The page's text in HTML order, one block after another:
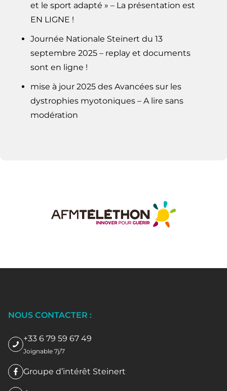
et le sport adapté » – La présentation est
EN LIGNE !
Journée Nationale Steinert du 13
septembre 2025 – replay et documents
sont en ligne !
mise à jour 2025 des Avancées sur les
dystrophies myotoniques – A lire sans
modération
NOUS CONTACTER :
+33 6 79 59 67 49
Joignable 7j/7
Groupe d’intérêt Steinert